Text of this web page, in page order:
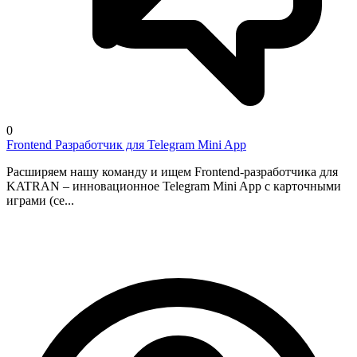
0
Frontend Разработчик для Telegram Mini App
Расширяем нашу команду и ищем Frontend-разработчика для
KATRAN – инновационное Telegram Mini App с карточными
играми (се...